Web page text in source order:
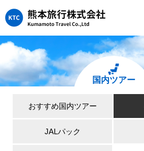
国内ツアー
おすすめ国内ツアー
JALパック